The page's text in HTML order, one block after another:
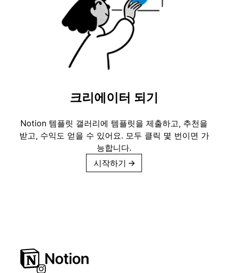
크리에이터 되기
Notion 템플릿 갤러리에 템플릿을 제출하고, 추천을
받고, 수익도 얻을 수 있어요. 모두 클릭 몇 번이면 가
능합니다.
시작하기 →